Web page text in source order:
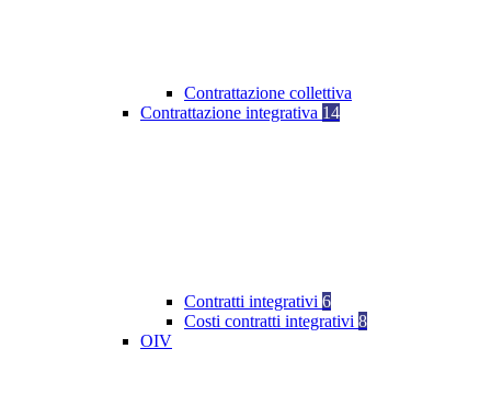
Contrattazione collettiva
Contrattazione integrativa 14
Contratti integrativi 6
Costi contratti integrativi 8
OIV